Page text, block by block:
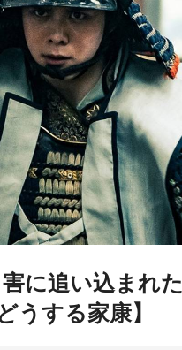
に追い込まれた
うする家康】